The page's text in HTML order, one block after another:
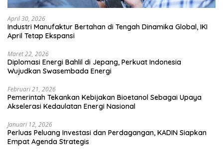
April 30, 2026
Industri Manufaktur Bertahan di Tengah Dinamika Global, IKI
April Tetap Ekspansi
Maret 22, 2026
Diplomasi Energi Bahlil di Jepang, Perkuat Indonesia
Wujudkan Swasembada Energi
Februari 21, 2026
Pemerintah Tekankan Kebijakan Bioetanol Sebagai Upaya
Akselerasi Kedaulatan Energi Nasional
Januari 12, 2026
Perluas Peluang Investasi dan Perdagangan, KADIN Siapkan
Empat Agenda Strategis